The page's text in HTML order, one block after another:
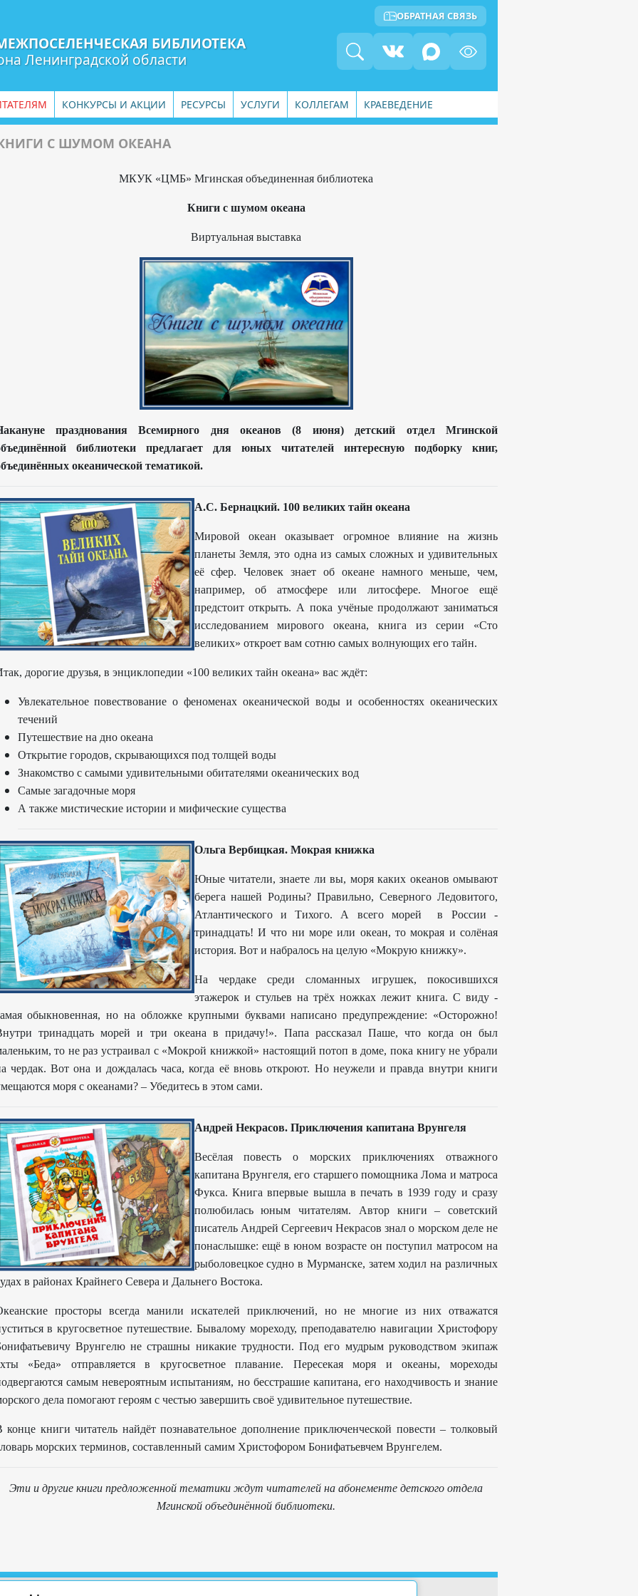
БИБЛИОТЕКА
Ленинградской области
ОБРАТНАЯ СВЯЗЬ
КОНКУРСЫ И АКЦИИ РЕСУРСЫ УСЛУГИ КОЛЛЕГАМ КРАЕВЕДЕНИЕ
С ШУМОМ ОКЕАНА
МКУК «ЦМБ» Мгинская объединенная библиотека
Книги с шумом океана
Виртуальная выставка
празднования Всемирного дня океанов (8 июня) детский отдел Мгинской
библиотеки предлагает для юных читателей интересную подборку книг,
океанической тематикой.
А.С. Бернацкий. 100 великих тайн океана
Мировой океан оказывает огромное влияние на жизнь
планеты Земля, это одна из самых сложных и удивительных
её сфер. Человек знает об океане намного меньше, чем,
например, об атмосфере или литосфере. Многое ещё
предстоит открыть. А пока учёные продолжают заниматься
исследованием мирового океана, книга из серии «Сто
великих» откроет вам сотню самых волнующих его тайн.
дорогие друзья, в энциклопедии «100 великих тайн океана» вас ждёт:
Увлекательное повествование о феноменах океанической воды и особенностях океанических
течений
Путешествие на дно океана
Открытие городов, скрывающихся под толщей воды
Знакомство с самыми удивительными обитателями океанических вод
Самые загадочные моря
А также мистические истории и мифические существа
Ольга Вербицкая. Мокрая книжка
Юные читатели, знаете ли вы, моря каких океанов омывают
берега нашей Родины? Правильно, Северного Ледовитого,
Атлантического и Тихого. А всего морей в России -
тринадцать! И что ни море или океан, то мокрая и солёная
история. Вот и набралось на целую «Мокрую книжку».
На чердаке среди сломанных игрушек, покосившихся
этажерок и стульев на трёх ножках лежит книга. С виду -
обыкновенная, но на обложке крупными буквами написано предупреждение: «Осторожно!
тринадцать морей и три океана в придачу!». Папа рассказал Паше, что когда он был
то не раз устраивал с «Мокрой книжкой» настоящий потоп в доме, пока книгу не убрали
чердак. Вот она и дождалась часа, когда её вновь откроют. Но неужели и правда внутри книги
моря с океанами? – Убедитесь в этом сами.
Андрей Некрасов. Приключения капитана Врунгеля
Весёлая повесть о морских приключениях отважного
капитана Врунгеля, его старшего помощника Лома и матроса
Фукса. Книга впервые вышла в печать в 1939 году и сразу
полюбилась юным читателям. Автор книги – советский
писатель Андрей Сергеевич Некрасов знал о морском деле не
понаслышке: ещё в юном возрасте он поступил матросом на
рыболовецкое судно в Мурманске, затем ходил на различных
в районах Крайнего Севера и Дальнего Востока.
просторы всегда манили искателей приключений, но не многие из них отважатся
в кругосветное путешествие. Бывалому мореходу, преподавателю навигации Христофору
Врунгелю не страшны никакие трудности. Под его мудрым руководством экипаж
«Беда» отправляется в кругосветное плавание. Пересекая моря и океаны, мореходы
самым невероятным испытаниям, но бесстрашие капитана, его находчивость и знание
дела помогают героям с честью завершить своё удивительное путешествие.
конце книги читатель найдёт познавательное дополнение приключенческой повести – толковый
морских терминов, составленный самим Христофором Бонифатьевчем Врунгелем.
Эти и другие книги предложенной тематики ждут читателей на абонементе детского отдела
Мгинской объединённой библиотеки.